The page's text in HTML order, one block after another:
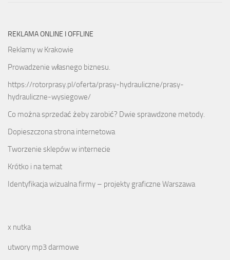
REKLAMA ONLINE I OFFLINE
Reklamy w Krakowie
Prowadzenie własnego biznesu.
https://rotorprasy.pl/oferta/prasy-hydrauliczne/prasy-
hydrauliczne-wysiegowe/
Co można sprzedać żeby zarobić? Dwie sprawdzone metody.
Dopieszczona strona internetowa
Tworzenie sklepów w internecie
Krótko i na temat
Identyfikacja wizualna firmy – projekty graficzne Warszawa
x nutka
utwory mp3 darmowe